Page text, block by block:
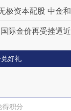
极资本配股 中金
际金价再受挫逼
好礼
得积分